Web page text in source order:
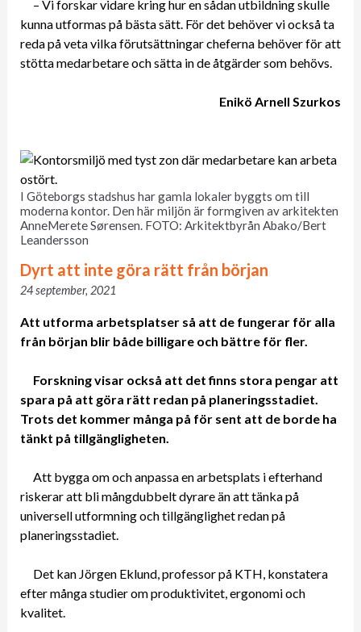
– Vi forskar vidare kring hur en sådan utbildning skulle
kunna utformas på bästa sätt. För det behöver vi också ta
reda på veta vilka förutsättningar cheferna behöver för att
stötta medarbetare och sätta in de åtgärder som behövs.
Enikö Arnell Szurkos
I Göteborgs stadshus har gamla lokaler byggts om till
moderna kontor. Den här miljön är formgiven av arkitekten
AnneMerete Sørensen. FOTO: Arkitektbyrån Abako/Bert
Leandersson
Dyrt att inte göra rätt från början
24 september, 2021
Att utforma arbetsplatser så att de fungerar för alla
från början blir både billigare och bättre för fler.
Forskning visar också att det finns stora pengar att
spara på att göra rätt redan på planeringsstadiet.
Trots det kommer många på för sent att de borde ha
tänkt på tillgängligheten.
Att bygga om och anpassa en arbetsplats i efterhand
riskerar att bli mångdubbelt dyrare än att tänka på
universell utformning och tillgänglighet redan på
planeringsstadiet.
Det kan Jörgen Eklund, professor på KTH, konstatera
efter många studier om produktivitet, ergonomi och
kvalitet.